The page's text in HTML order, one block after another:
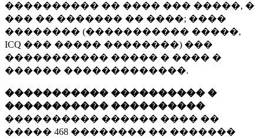
���������� �� ���� ��� �����, �
��� �� ������� �� ����; ����
�������� (����������� �����,
ICQ ��� ����� ��������) ���
����������� ����� � ���� �
������ �������������.
����������� ���������� �
����������� ����������
���������� ������ ���� ��
����� 468 �������� �� �������